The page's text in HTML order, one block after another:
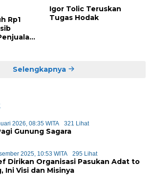
Rp1
Igor Tolic Teruskan
Tugas Hodak
Selengkapnya
2026, 08:35 WITA 321 Lihat
Gunung Sagara
2025, 10:53 WITA 295 Lihat
Dirikan Organisasi Pasukan Adat to
Ini Visi dan Misinya